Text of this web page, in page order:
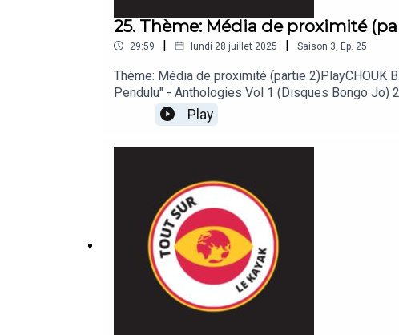
25. Thème: Média de proximité
29:59 | lundi 28 juillet 2025 | Saison 3 Ep. 25
Thème: Média de proximité (partie 2)PlayCHOUK
Pendulu" - Anthologies Vol 1 (Disques Bongo Jo)
Play